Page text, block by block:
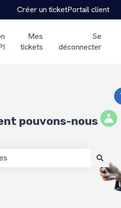
menu pour les traductions
Créer un ticketPortail client
Mes
tickets
Se
déconnecter
pouvons-nous
car le champ de recherche